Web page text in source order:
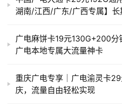
湖南/江西/广东/广西专属】
广电麻饼卡19元130G+200
广电本地专属大流量神卡
重庆广电专享｜广电渝灵卡
庆，流量自由轻松实现